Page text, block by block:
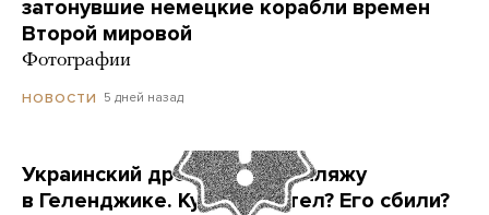
затонувшие немецкие корабли времен
Второй мировой
Фотографии
НОВОСТИ 5 дней назад
Украинский дрон попал по пляжу
в Геленджике. Куда он летел? Его сбили?